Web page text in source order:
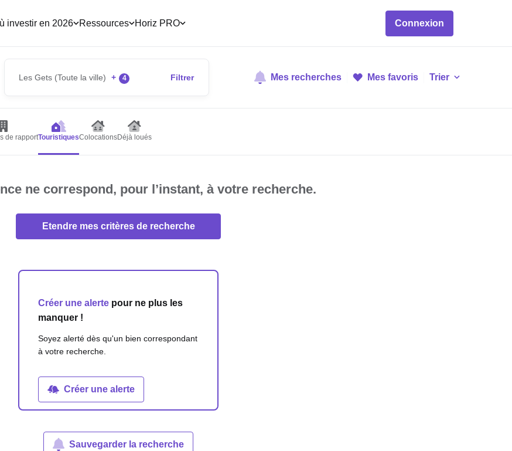
investir en 2026 Ressources Horiz PRO Connexion
Les Gets (Toute la ville) + 4 Filtrer Mes recherches Mes favoris Trier
de rapportTouristiquesColocationsDéjà loués
ne correspond, pour l’instant, à votre recherche.
Etendre mes critères de recherche
Créer une alertepour ne plus les
manquer !
Soyez alerté dès qu'un bien correspondant
à votre recherche.
Créer une alerte
Sauvegarder la recherche